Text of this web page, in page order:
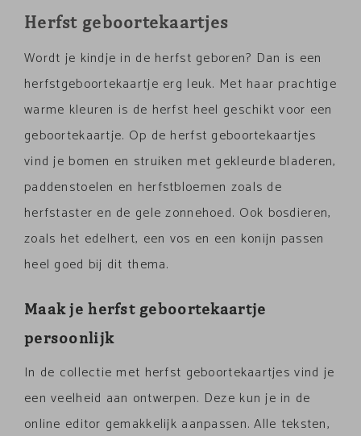
Herfst geboortekaartjes
Wordt je kindje in de herfst geboren? Dan is een
herfstgeboortekaartje erg leuk. Met haar prachtige
warme kleuren is de herfst heel geschikt voor een
geboortekaartje. Op de herfst geboortekaartjes
vind je bomen en struiken met gekleurde bladeren,
paddenstoelen en herfstbloemen zoals de
herfstaster en de gele zonnehoed. Ook bosdieren,
zoals het edelhert, een vos en een konijn passen
heel goed bij dit thema.
Maak je herfst geboortekaartje
persoonlijk
In de collectie met herfst geboortekaartjes vind je
een veelheid aan ontwerpen. Deze kun je in de
online editor gemakkelijk aanpassen. Alle teksten,